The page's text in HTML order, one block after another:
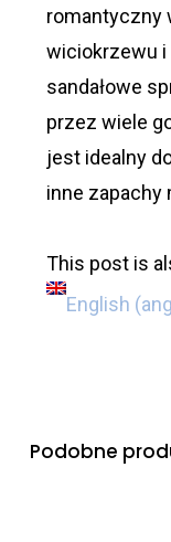
romantyczny
wiciokrzewu
sandałowe
przez wiele
jest idealny
inne zapachy
This post is
English (
Podobne